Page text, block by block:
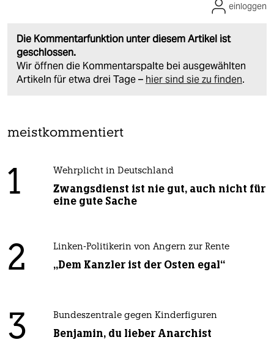
Die Kommentarfunktion unter diesem Artikel ist
geschlossen.
Wir öffnen die Kommentarspalte bei ausgewählten
Artikeln für etwa drei Tage – hier sind sie zu finden.
einloggen
meistkommentiert
1 Wehrplicht in Deutschland
Zwangsdienst ist nie gut, auch nicht für
eine gute Sache
2 Linken-Politikerin von Angern zur Rente
„Dem Kanzler ist der Osten egal“
3 Bundeszentrale gegen Kinderfiguren
Benjamin, du lieber Anarchist